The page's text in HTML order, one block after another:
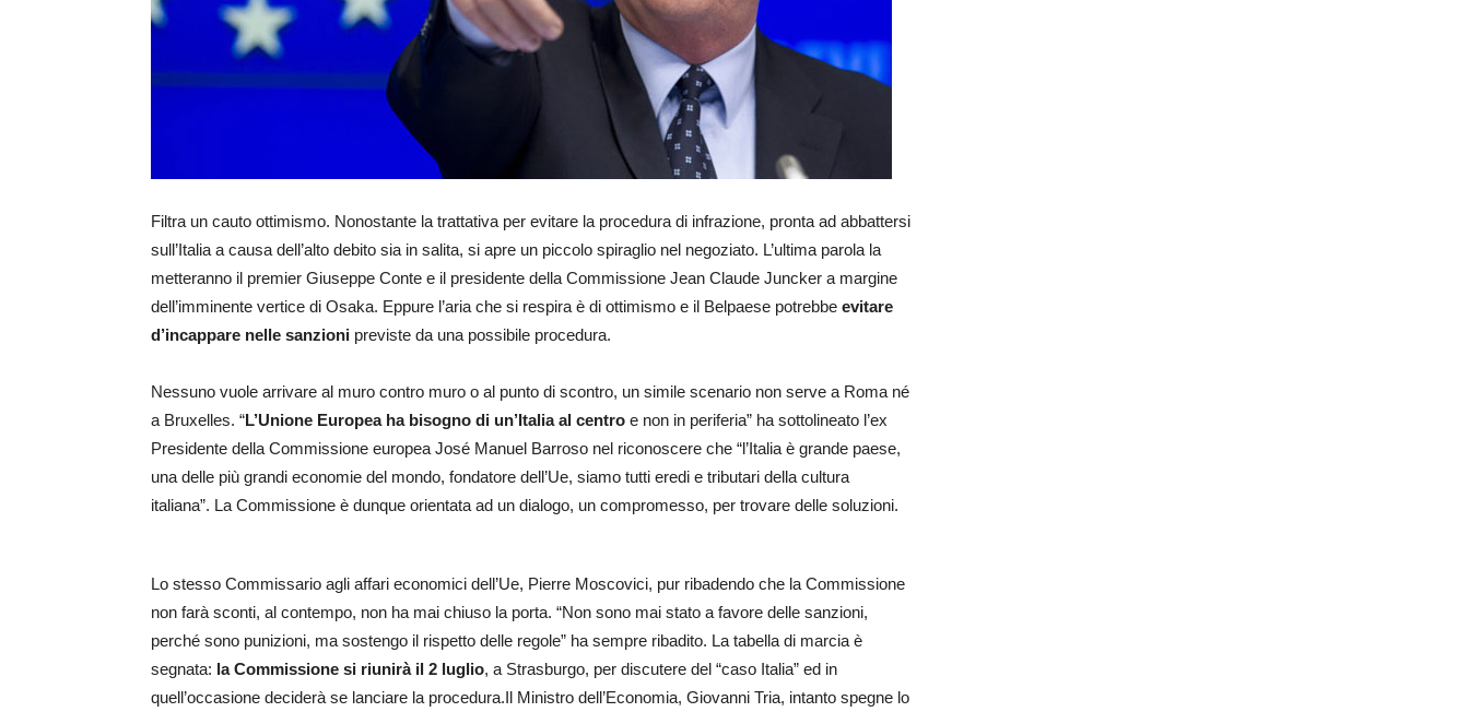
Filtra un cauto ottimismo. Nonostante la trattativa per evitare la procedura di infrazione, pronta ad abbattersi
sull’Italia a causa dell’alto debito sia in salita, si apre un piccolo spiraglio nel negoziato. L’ultima parola la
metteranno il premier Giuseppe Conte e il presidente della Commissione Jean Claude Juncker a margine
dell’imminente vertice di Osaka. Eppure l’aria che si respira è di ottimismo e il Belpaese potrebbe evitare
d’incappare nelle sanzioni previste da una possibile procedura.
Nessuno vuole arrivare al muro contro muro o al punto di scontro, un simile scenario non serve a Roma né
a Bruxelles. “L’Unione Europea ha bisogno di un’Italia al centro e non in periferia” ha sottolineato l’ex
Presidente della Commissione europea José Manuel Barroso nel riconoscere che “l’Italia è grande paese,
una delle più grandi economie del mondo, fondatore dell’Ue, siamo tutti eredi e tributari della cultura
italiana”. La Commissione è dunque orientata ad un dialogo, un compromesso, per trovare delle soluzioni.
Lo stesso Commissario agli affari economici dell’Ue, Pierre Moscovici, pur ribadendo che la Commissione
non farà sconti, al contempo, non ha mai chiuso la porta. “Non sono mai stato a favore delle sanzioni,
perché sono punizioni, ma sostengo il rispetto delle regole” ha sempre ribadito. La tabella di marcia è
segnata: la Commissione si riunirà il 2 luglio, a Strasburgo, per discutere del “caso Italia” ed in
quell’occasione deciderà se lanciare la procedura.Il Ministro dell’Economia, Giovanni Tria, intanto spegne lo